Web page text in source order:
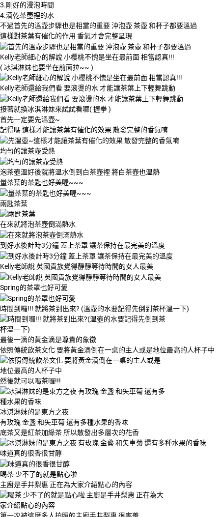
3.剛好的浸泡時間
4.滴乾茶壺裡的水
不過首先的溫壺步驟也是相當的重要 沖泡壺 茶壺 和杯子都要溫過
這樣對茶葉有催化的作用 香氣才會完整呈現
Kelly老師細心的解說 小櫻桃不愧是坐在最前面 相當認真!!!
( 冰淇淋妹也要坐在前面拉~~ )
Kelly老師還給我們看 要滾燙的水 才能讓茶葉上下輕舞跳動
接著就換冰淇淋妹來試試看囉( 握拳 )
首先一定要先溫壺~
記得嗎 這樣才能讓茶葉有催化的效果 散發完整的香氣唷
均勻的讓茶壺受熱
泡茶壺溫好後就將溫水倒到白茶壺裡 將白茶壺也溫熱
量茶葉的茶匙也好美喔~~~
兩匙茶葉
在來就將泡茶壺倒滿熱水
到好水後計時3分鐘 蓋上茶罩 讓茶保持在最完美的溫度
Kelly老師說 英國貴族覺得靜靜等待時間的女人最美
Spring的茶罩也好可愛
時間到囉!!! 就將茶到出來? (溫壺的水要記得先倒到茶杯溫一下)
最後一滴的黃金滴是尊貴的象徵
依照傳統飲茶文化 要將黃金滴倒在一桌的主人或是地位最高的人杯子中
然後就可以喝茶囉!!!
冰淇淋妹的是東方之夜
有玫瑰 金盞 和矢車菊 還有多種水果的香味
底茶又是紅茶加綠茶 所以散發出多層次的花香
味道真的很香很甘醇
喝茶 少不了的就是點心啦
主廚是手井梨惠 正在為大家介紹點心的內容